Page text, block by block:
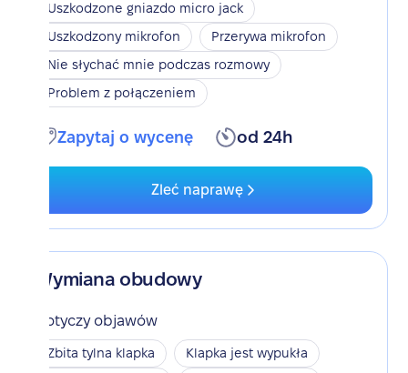
Uszkodzone gniazdo micro jack
Uszkodzony mikrofon
Przerywa mikrofon
Nie słychać mnie podczas rozmowy
Problem z połączeniem
Zapytaj o wycenę od 24h
Zleć naprawę
Wymiana obudowy
Dotyczy objawów
Zbita tylna klapka
Klapka jest wypukła